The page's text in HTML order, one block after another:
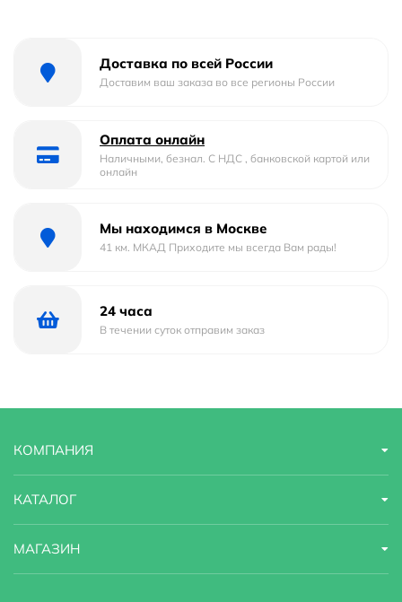
Отверстие под смеситель
Отверстие под перелив : Да
накладная
Фаянс
Гарантийный срок 10 лет
Доставка по всей России
Доставим ваш заказа во все регионы России
Оплата онлайн
Наличными, безнал. С НДС , банковской картой или
онлайн
Мы находимся в Москве
41 км. МКАД Приходите мы всегда Вам рады!
24 часа
В течении суток отправим заказ
КОМПАНИЯ
КАТАЛОГ
МАГАЗИН